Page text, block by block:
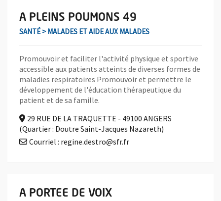
A PLEINS POUMONS 49
SANTÉ > MALADES ET AIDE AUX MALADES
Promouvoir et faciliter l'activité physique et sportive
accessible aux patients atteints de diverses formes de
maladies respiratoires Promouvoir et permettre le
développement de l'éducation thérapeutique du
patient et de sa famille.
29 RUE DE LA TRAQUETTE - 49100 ANGERS
(Quartier : Doutre Saint-Jacques Nazareth)
Courriel : regine.destro@sfr.fr
A PORTEE DE VOIX